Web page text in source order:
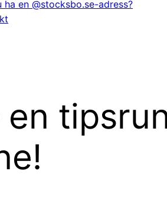
ha en @stocksbo.se-adress?
en